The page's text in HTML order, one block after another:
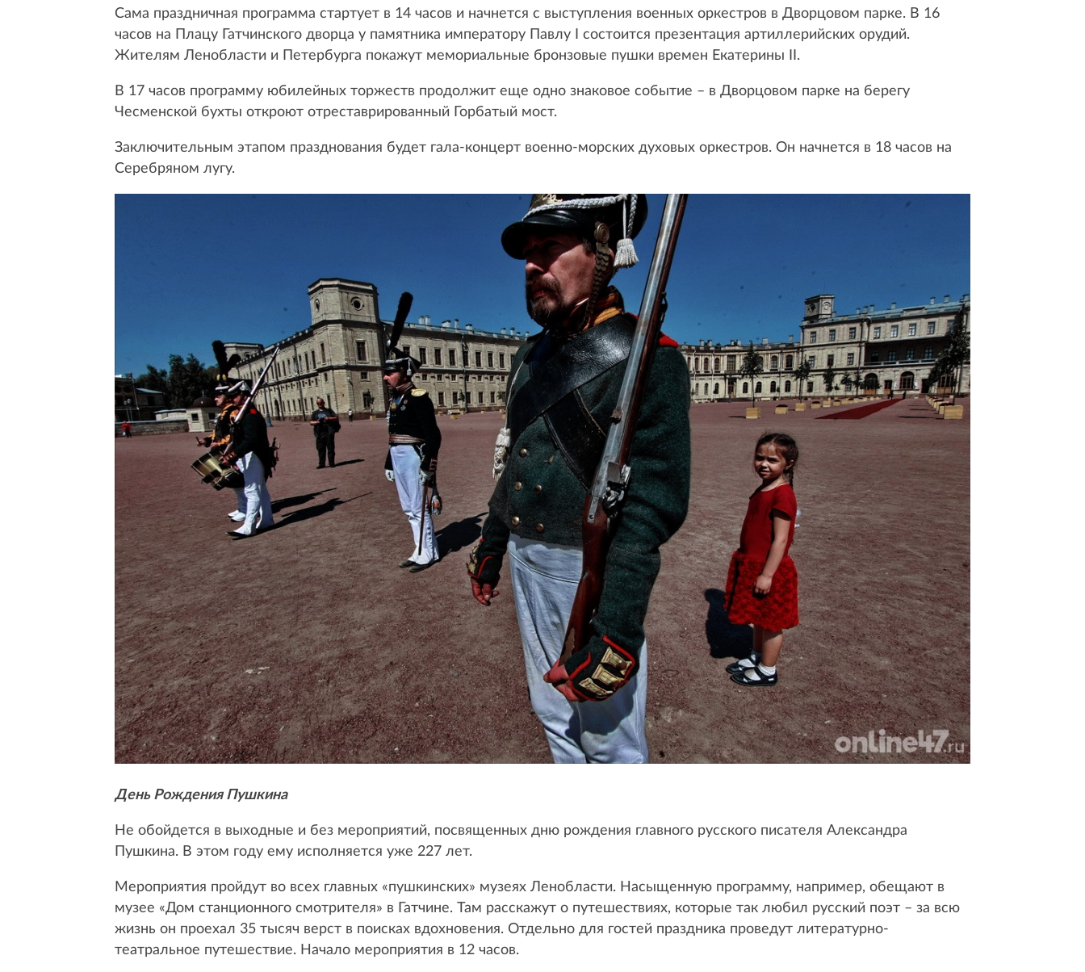
Сама праздничная программа стартует в 14 часов и начнется с выступления военных оркестров в Дворцовом парке. В 16
часов на Плацу Гатчинского дворца у памятника императору Павлу I состоится презентация артиллерийских орудий.
Жителям Ленобласти и Петербурга покажут мемориальные бронзовые пушки времен Екатерины II.
В 17 часов программу юбилейных торжеств продолжит еще одно знаковое событие – в Дворцовом парке на берегу
Чесменской бухты откроют отреставрированный Горбатый мост.
Заключительным этапом празднования будет гала-концерт военно-морских духовых оркестров. Он начнется в 18 часов на
Серебряном лугу.
День Рождения Пушкина
Не обойдется в выходные и без мероприятий, посвященных дню рождения главного русского писателя Александра
Пушкина. В этом году ему исполняется уже 227 лет.
Мероприятия пройдут во всех главных «пушкинских» музеях Ленобласти. Насыщенную программу, например, обещают в
музее «Дом станционного смотрителя» в Гатчине. Там расскажут о путешествиях, которые так любил русский поэт – за всю
жизнь он проехал 35 тысяч верст в поисках вдохновения. Отдельно для гостей праздника проведут литературно-
театральное путешествие. Начало мероприятия в 12 часов.